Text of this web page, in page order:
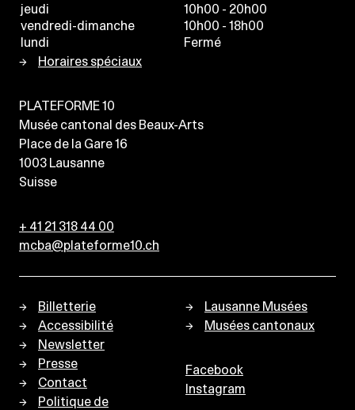
jeudi
10h00 - 20h00
vendredi-dimanche
10h00 - 18h00
lundi
Fermé
Horaires spéciaux
PLATEFORME 10
Musée cantonal des Beaux-Arts
Place de la Gare 16
1003 Lausanne
Suisse
+ 41 21 318 44 00
mcba@plateforme10.ch
Billetterie
Accessibilité
Newsletter
Presse
Contact
Politique de
Lausanne Musées
Musées cantonaux
Facebook
Instagram